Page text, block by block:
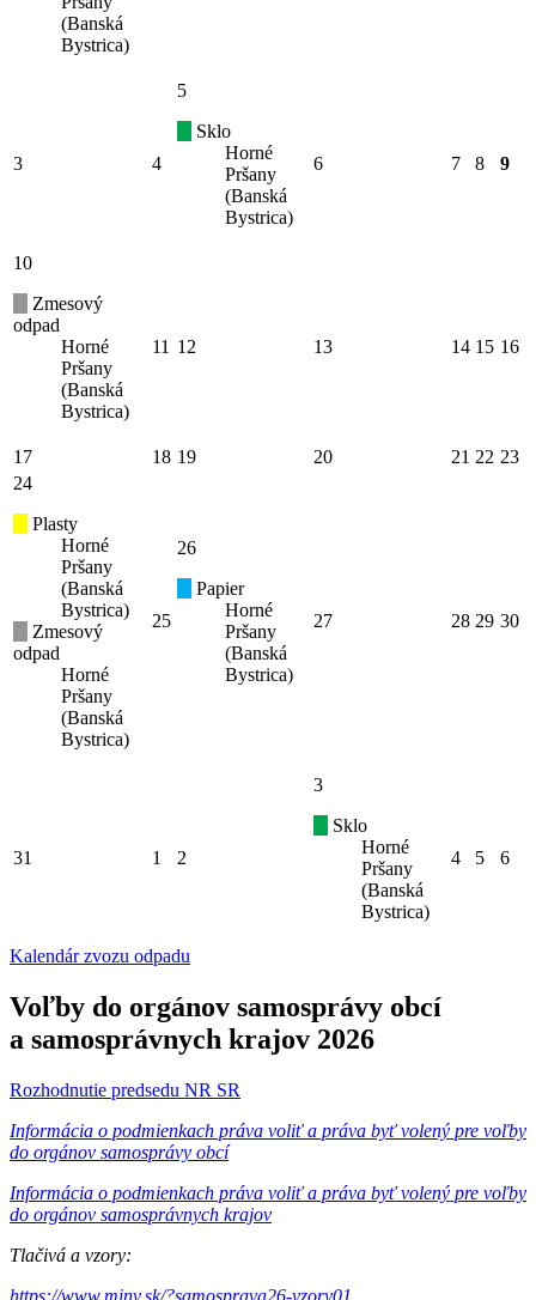
(Banská
Bystrica)
3 4
5
Sklo
Horné
Pršany
(Banská
Bystrica)
6 7 8 9
10
Zmesový
odpad
Horné
Pršany
(Banská
Bystrica)
11 12 13 14 15 16
17 18 19 20 21 22 23
24
Plasty
Horné
Pršany
(Banská
Bystrica)
Zmesový
odpad
Horné
Pršany
(Banská
Bystrica)
25
26
Papier
Horné
Pršany
(Banská
Bystrica)
27 28 29 30
31 1 2
3
Sklo
Horné
Pršany
(Banská
Bystrica)
4 5 6
Kalendár zvozu odpadu
Voľby do orgánov samosprávy obcí
a samosprávnych krajov 2026
Rozhodnutie predsedu NR SR
Informácia o podmienkach práva voliť a práva byť volený pre voľby
do orgánov samosprávy obcí
Informácia o podmienkach práva voliť a práva byť volený pre voľby
do orgánov samosprávnych krajov
Tlačivá a vzory:
https://www.minv.sk/?samosprava26-vzory01